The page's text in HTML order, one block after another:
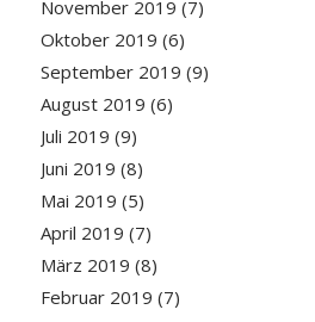
November 2019 (7)
Oktober 2019 (6)
September 2019 (9)
August 2019 (6)
Juli 2019 (9)
Juni 2019 (8)
Mai 2019 (5)
April 2019 (7)
März 2019 (8)
Februar 2019 (7)